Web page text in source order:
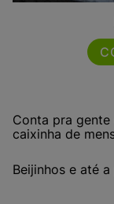
Conta pra
caixinha de
Beijinhos e até